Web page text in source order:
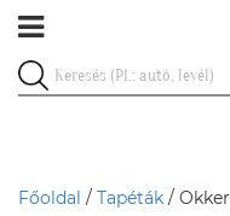
Főoldal / Tapéták /